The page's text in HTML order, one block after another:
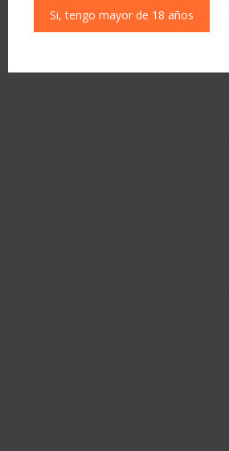
Si, tengo mayor de 18 años